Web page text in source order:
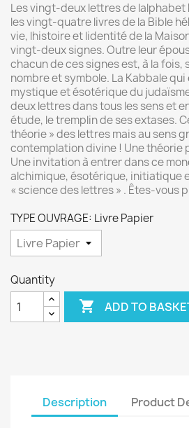
Les vingt-deux lettres de
les vingt-quatre livres de la Bible
vie, lhistoire et lidentité de la
vingt-deux signes. Outre leur
chacun de ces signes est, à la fois,
nombre et symbole. La Kabbale
mystique et ésotérique du
deux lettres dans tous les sens et
étude, le tremplin de ses extases.
théorie » des lettres mais au sens
contemplation divine ! Une théorie
Une invitation à entrer dans ce
alchimique, ésotérique, initiatique
« science des lettres » . Êtes-vous p
TYPE OUVRAGE: Livre Papier
Quantity
 ADD TO
Description Product